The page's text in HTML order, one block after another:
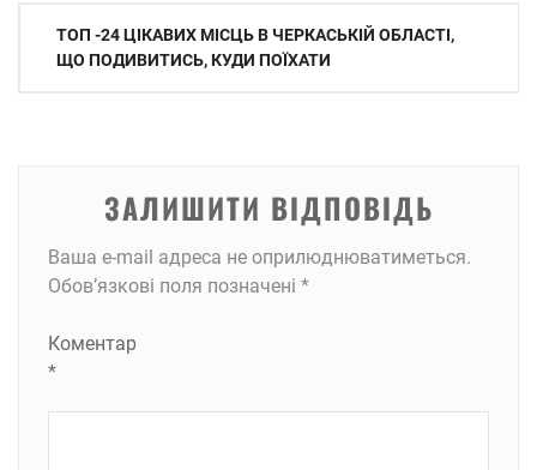
Навігація
записів
ТОП -24 ЦІКАВИХ МІСЦЬ В ЧЕРКАСЬКІЙ ОБЛАСТІ,
ЩО ПОДИВИТИСЬ, КУДИ ПОЇХАТИ
ЗАЛИШИТИ ВІДПОВІДЬ
Ваша e-mail адреса не оприлюднюватиметься.
Обов’язкові поля позначені *
Коментар
*